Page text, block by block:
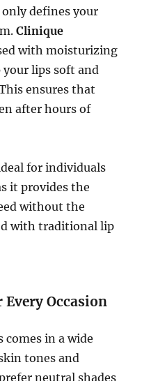
defines your
Clinique
with moisturizing
lips soft and
ensures that
after hours of
for individuals
it provides the
without the
with traditional lip
Every Occasion
in a wide
tones and
neutral shades